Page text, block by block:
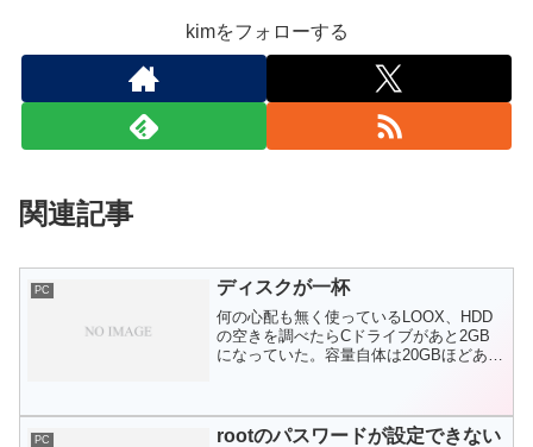
kimをフォローする
関連記事
PC ディスクが一杯
何の心配も無く使っているLOOX、HDD
の空きを調べたらCドライブがあと2GB
になっていた。容量自体は20GBほどあ
圧縮をしたが5GBしか空かない。EeePC
をWind...
PC rootのパスワードが設定できない